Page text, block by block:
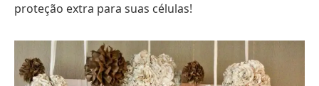
proteção extra para suas células!